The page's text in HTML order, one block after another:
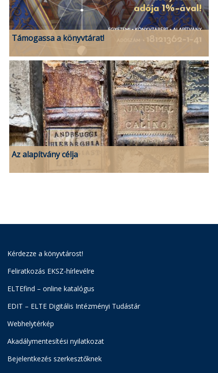
Támogassa a könyvtárat!
Az alapítvány célja
Kérdezze a könyvtárost!
Feliratkozás EKSZ-hírlevélre
ELTEfind – online katalógus
EDIT – ELTE Digitális Intézményi Tudástár
Webhelytérkép
Akadálymentesítési nyilatkozat
Bejelentkezés szerkesztőknek